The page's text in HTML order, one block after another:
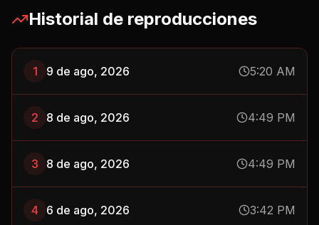
Historial de reproducciones
1 9 de ago, 2026 5:20 AM
2 8 de ago, 2026 4:49 PM
3 8 de ago, 2026 4:49 PM
4 6 de ago, 2026 3:42 PM